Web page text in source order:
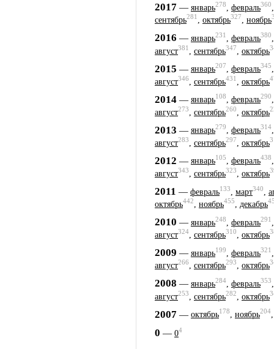
2017 — январь278 февраль360
сентябрь281, октябрь327, ноябрь
2016 — январь231 февраль380
август381 сентябрь347 октябрь
2015 — январь207, февраль345
август346 сентябрь431 октябрь
2014 — январь108, февраль290
август273 сентябрь260 октябрь
2013 — январь279, февраль314
август283 сентябрь297 октябрь
2012 — январь105, февраль438
август343, сентябрь323, октябрь
2011 — февраль133 март340
октябрь442, ноябрь455, декабрь
2010 — январь248 февраль291
август324, сентябрь310, октябрь
2009 — январь199 февраль321
август266, сентябрь293, октябрь
2008 — январь284 февраль353
август253 сентябрь282 октябрь
2007 — октябрь178, ноябрь204
0 — 04